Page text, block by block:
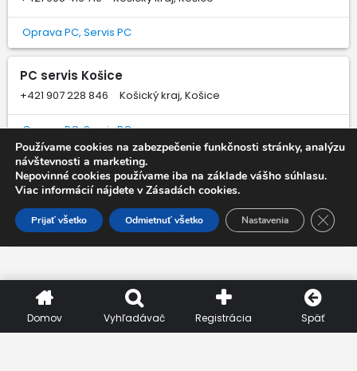
Oprava PC, Servis PC
PC servis Košice
+421 907 228 846 Košický kraj, Košice
Oprava PC, Servis PC
ARIDON s.r.o.
+421 944 438 981 Bratislavský kraj, Stupava
Servis počítačov, Tvorba informačných systémov
Domov Vyhľadávač Registrácia Späť
Používame cookies na zabezpečenie funkčnosti stránky, analýzu
návštevnosti a marketing.
Nepovinné cookies používame iba na základe vášho súhlasu.
Viac informácií nájdete v Zásadách cookies.
Prijať všetko Odmietnuť všetko Nastavenia Close